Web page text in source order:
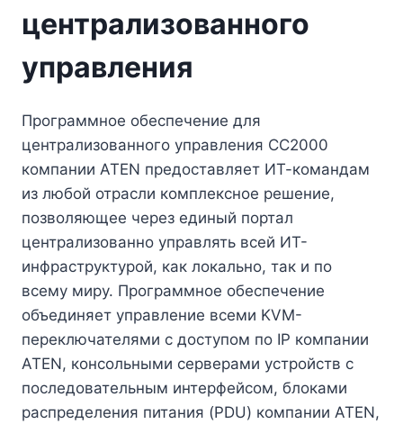
централизованного
управления
Программное обеспечение для
централизованного управления CC2000
компании ATEN предоставляет ИТ-командам
из любой отрасли комплексное решение,
позволяющее через единый портал
централизованно управлять всей ИТ-
инфраструктурой, как локально, так и по
всему миру. Программное обеспечение
объединяет управление всеми KVM-
переключателями с доступом по IP компании
ATEN, консольными серверами устройств с
последовательным интерфейсом, блоками
распределения питания (PDU) компании ATEN,